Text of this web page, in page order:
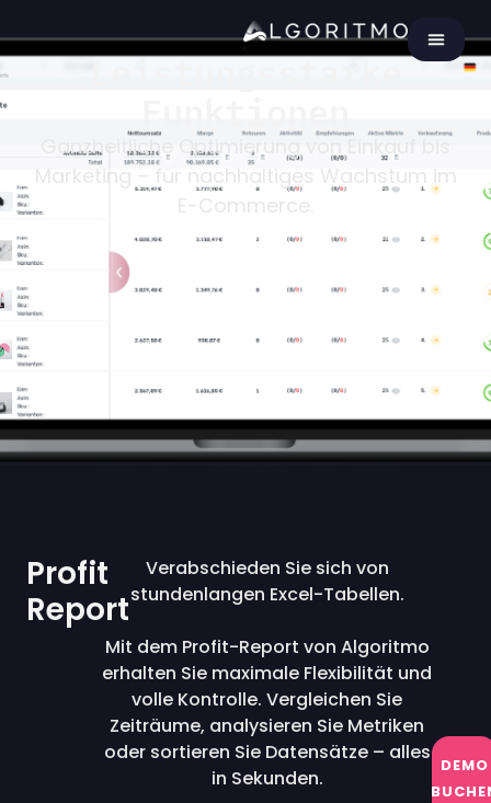
Leistungsstarke
Ganzheitliche Optimierung von Einkauf bis
Marketing – für nachhaltiges Wachstum im
E-Commerce.
Profit
Report
Verabschieden Sie sich von
stundenlangen Excel-Tabellen.
Mit dem Profit-Report von Algoritmo
erhalten Sie maximale Flexibilität und
volle Kontrolle. Vergleichen Sie
Zeiträume, analysieren Sie Metriken
oder sortieren Sie Datensätze – alles
in Sekunden.
DEMO